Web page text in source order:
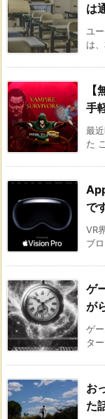
は
ユ
は
手
最
た
で
VR
ブ
ゲ
が
ゲ
タ
お
た